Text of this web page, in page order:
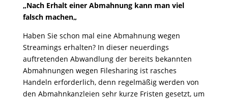
„Nach Erhalt einer Abmahnung kann man viel
falsch machen„
Haben Sie schon mal eine Abmahnung wegen
Streamings erhalten? In dieser neuerdings
auftretenden Abwandlung der bereits bekannten
Abmahnungen wegen Filesharing ist rasches
Handeln erforderlich, denn regelmäßig werden von
den Abmahnkanzleien sehr kurze Fristen gesetzt, um